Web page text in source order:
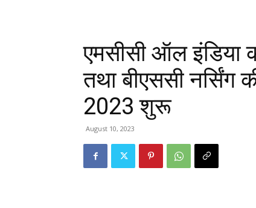
एमसीसी ऑल इंडिया
तथा बीएससी नर्सिंग
2023 शुरू
August 10, 2023